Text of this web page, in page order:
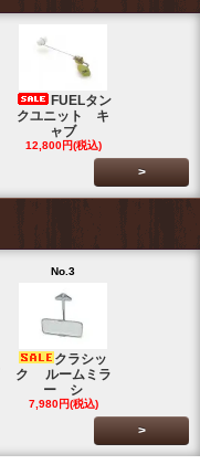
FUELタン
クユニット キ
ャブ
12,800円(税込)
>
No.3
クラシッ
ク ルームミラ
ー シ
7,980円(税込)
>